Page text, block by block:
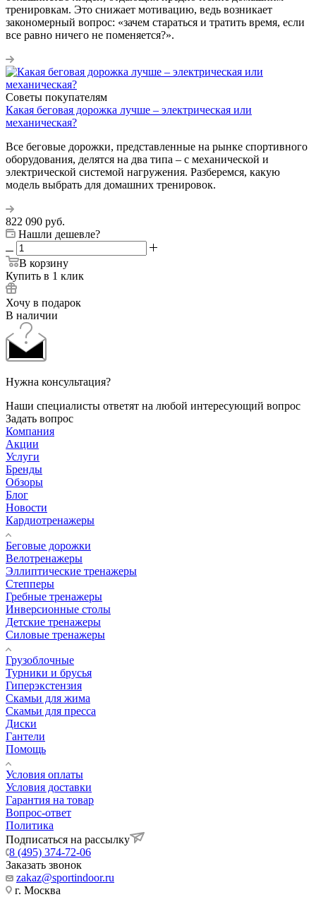
тренировкам. Это снижает мотивацию, ведь возникает
закономерный вопрос: «зачем стараться и тратить время, если
все равно ничего не поменяется?».
Советы покупателям
Какая беговая дорожка лучше – электрическая или
механическая?
Все беговые дорожки, представленные на рынке спортивного
оборудования, делятся на два типа – с механической и
электрической системой нагружения. Разберемся, какую
модель выбрать для домашних тренировок.
822 090 руб.
Нашли дешевле?
В корзину
Купить в 1 клик
Хочу в подарок
В наличии
Нужна консультация?
Наши специалисты ответят на любой интересующий вопрос
Задать вопрос
Компания
Акции
Услуги
Бренды
Обзоры
Блог
Новости
Кардиотренажеры
Беговые дорожки
Велотренажеры
Эллиптические тренажеры
Степперы
Гребные тренажеры
Инверсионные столы
Детские тренажеры
Силовые тренажеры
Грузоблочные
Турники и брусья
Гиперэкстензия
Скамьи для жима
Скамьи для пресса
Диски
Гантели
Помощь
Условия оплаты
Условия доставки
Гарантия на товар
Вопрос-ответ
Политика
Подписаться на рассылку
8 (495) 374-72-06
Заказать звонок
zakaz@sportindoor.ru
г. Москва